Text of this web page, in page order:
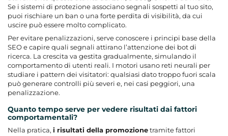
Se i sistemi di protezione associano segnali sospetti al tuo sito,
puoi rischiare un ban o una forte perdita di visibilità, da cui
uscire può essere molto complicato.
Per evitare penalizzazioni, serve conoscere i principi base della
SEO e capire quali segnali attirano l’attenzione dei bot di
ricerca. La crescita va gestita gradualmente, simulando il
comportamento di utenti reali. I motori usano reti neurali per
studiare i pattern dei visitatori: qualsiasi dato troppo fuori scala
può generare controlli più severi e, nei casi peggiori, una
penalizzazione.
Quanto tempo serve per vedere risultati dai fattori
comportamentali?
Nella pratica, i risultati della promozionetramite fattori